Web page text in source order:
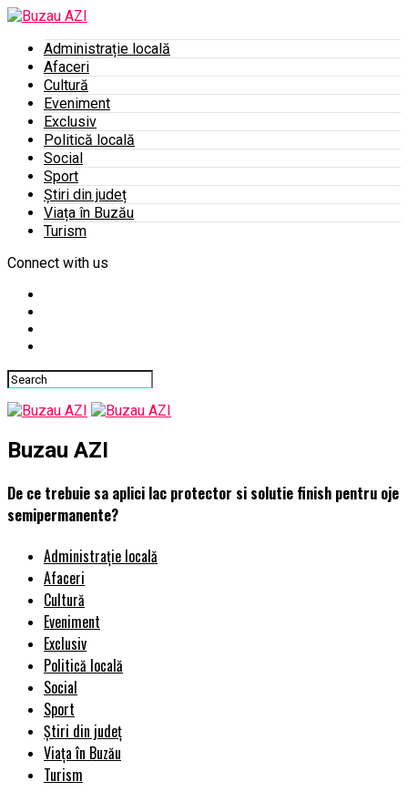
Administrație locală
Afaceri
Cultură
Eveniment
Exclusiv
Politică locală
Social
Sport
Știri din județ
Viața în Buzău
Turism
Connect with us
Buzau AZI
De ce trebuie sa aplici lac protector si solutie finish pentru oje
semipermanente?
Administrație locală
Afaceri
Cultură
Eveniment
Exclusiv
Politică locală
Social
Sport
Știri din județ
Viața în Buzău
Turism